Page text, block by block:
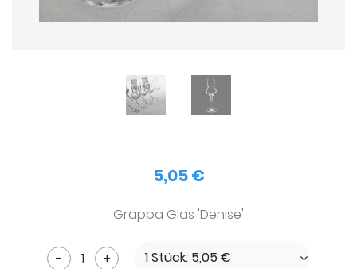
5,05 €
Grappa Glas 'Denise'
- + 1 Stück: 5,05 €